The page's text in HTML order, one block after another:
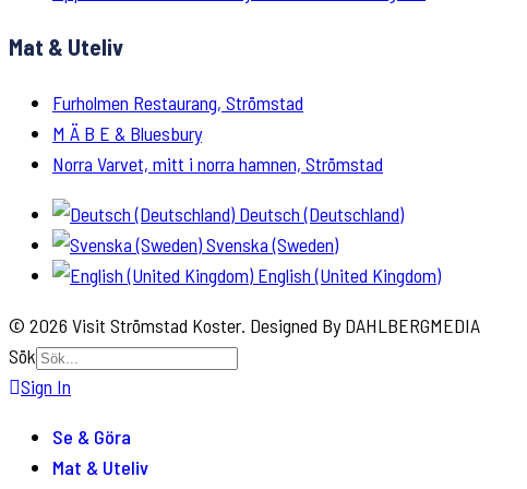
Mat & Uteliv
Furholmen Restaurang, Strömstad
M Ä B E & Bluesbury
Norra Varvet, mitt i norra hamnen, Strömstad
Deutsch (Deutschland)
Svenska (Sweden)
English (United Kingdom)
© 2026 Visit Strömstad Koster. Designed By DAHLBERGMEDIA
Sök
Sign In
Se & Göra
Mat & Uteliv